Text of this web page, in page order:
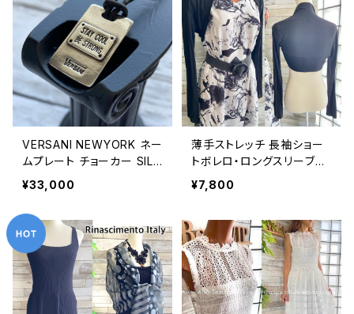
VERSANI NEWYORK ネー
ムプレート チョーカー SILV
ER925 ペンダント【Stay C
ool Be Strong Pendant
Leather Cord Necklac
e】
¥33,000
薄手ストレッチ 長袖ショー
トボレロ・ロングスリーブカ
ーディガン UV・紫外線対策
羽織りものボレロ/ブラック
¥7,800